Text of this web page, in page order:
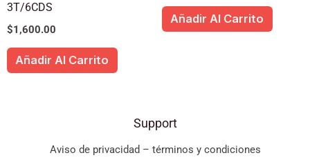
3T/6CDS
$1,600.00
Añadir Al Carrito
Añadir Al Carrito
Support
Aviso de privacidad – términos y condiciones